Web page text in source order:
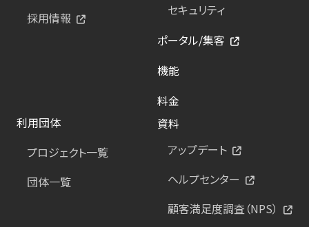
採用情報
セキュリティ
ポータル/集客
機能
料金
利用団体
プロジェクト一覧
団体一覧
資料
アップデート
ヘルプセンター
顧客満足度調査（NPS）